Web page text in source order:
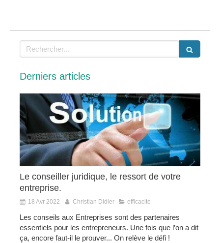
Rechercher
Derniers articles
Le conseiller juridique, le ressort de votre
entreprise.
18 Avr 2022 Christian Didier efficacité
Les conseils aux Entreprises sont des partenaires
essentiels pour les entrepreneurs. Une fois que l’on a dit
ça, encore faut-il le prouver... On relève le défi !